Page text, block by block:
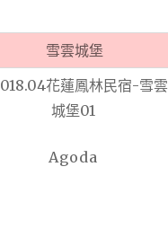
雪雲城堡
Agoda